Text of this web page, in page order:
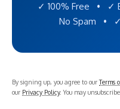
✓ 100% Free • ✓
No Spam • ✓
By signing up, you agree to ourTerms
our Privacy Policy. You may